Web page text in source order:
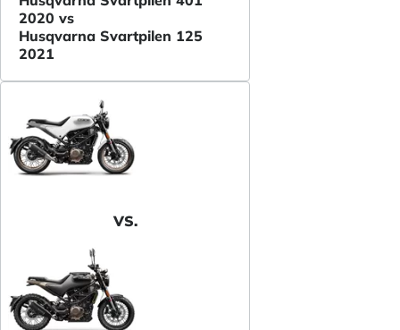
2020 vs
Husqvarna Svartpilen 125
2021
VS.